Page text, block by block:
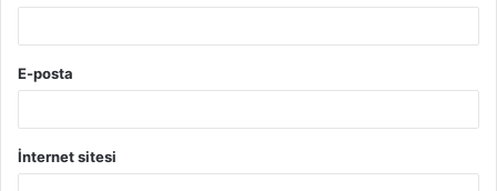
E-posta
İnternet sitesi